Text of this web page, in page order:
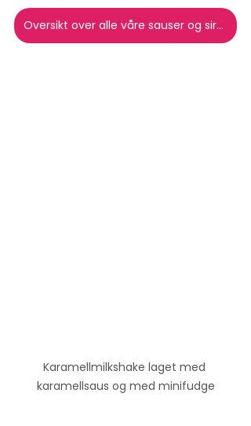
Oversikt over alle våre sauser og siruper
Karamellmilkshake laget med
karamellsaus og med minifudge